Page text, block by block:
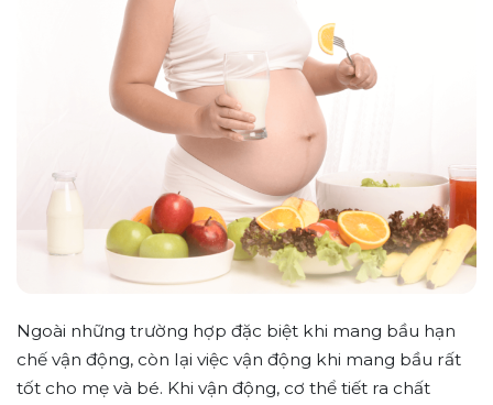
Ngoài những trường hợp đặc biệt khi mang bầu hạn
chế vận động, còn lại việc vận động khi mang bầu rất
tốt cho mẹ và bé. Khi vận động, cơ thể tiết ra chất